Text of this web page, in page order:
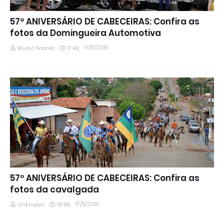
57º ANIVERSÁRIO DE CABECEIRAS: Confira as
fotos da Domingueira Automotiva
Bruno Soares 17:42 17/11/2015
57º ANIVERSÁRIO DE CABECEIRAS: Confira as
fotos da cavalgada
Unknown 16:56 17/11/2015